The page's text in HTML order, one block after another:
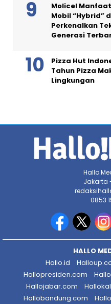
Molicel
Mobil “Hybrid”
Perkenalkan
Generasi
Pizza Hut
Tahun Pizza
Lingkungan
Hallo
Jakarta
0853
HALLO
Hallo.id
Hallopresiden.com
Hallojabar.com
Hallobandung.com